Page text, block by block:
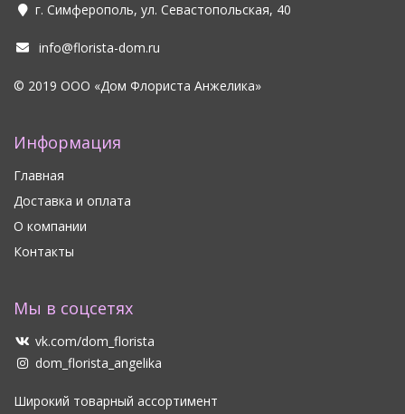
г. Симферополь, ул. Севастопольская, 40
info@florista-dom.ru
© 2019 ООО «Дом Флориста Анжелика»
Информация
Главная
Доставка и оплата
О компании
Контакты
Мы в соцсетях
vk.com/dom_florista
dom_florista_angelika
Широкий товарный ассортимент